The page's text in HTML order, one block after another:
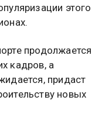
этого
продолжается
кадров, а
придаст
новых